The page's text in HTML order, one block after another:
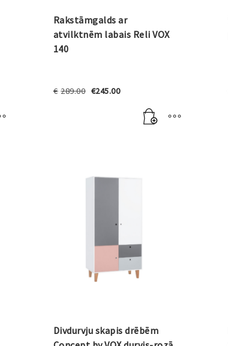
Rakstāmgalds ar
atvilktnēm labais Reli VOX
140
€ 289.00 Original
€245.00Current
€245.00.
Divdurvju skapis drēbēm